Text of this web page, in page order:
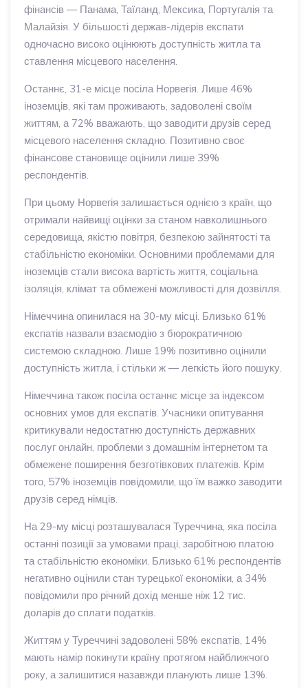
фінансів — Панама, Таїланд, Мексика, Португалія та
Малайзія. У більшості держав-лідерів експати
одночасно високо оцінюють доступність житла та
ставлення місцевого населення.
Останнє, 31-е місце посіла Норвегія. Лише 46%
іноземців, які там проживають, задоволені своїм
життям, а 72% вважають, що заводити друзів серед
місцевого населення складно. Позитивно своє
фінансове становище оцінили лише 39%
респондентів.
При цьому Норвегія залишається однією з країн, що
отримали найвищі оцінки за станом навколишнього
середовища, якістю повітря, безпекою зайнятості та
стабільністю економіки. Основними проблемами для
іноземців стали висока вартість життя, соціальна
ізоляція, клімат та обмежені можливості для дозвілля.
Німеччина опинилася на 30-му місці. Близько 61%
експатів назвали взаємодію з бюрократичною
системою складною. Лише 19% позитивно оцінили
доступність житла, і стільки ж — легкість його пошуку.
Німеччина також посіла останнє місце за індексом
основних умов для експатів. Учасники опитування
критикували недостатню доступність державних
послуг онлайн, проблеми з домашнім інтернетом та
обмежене поширення безготівкових платежів. Крім
того, 57% іноземців повідомили, що їм важко заводити
друзів серед німців.
На 29-му місці розташувалася Туреччина, яка посіла
останні позиції за умовами праці, заробітною платою
та стабільністю економіки. Близько 61% респондентів
негативно оцінили стан турецької економіки, а 34%
повідомили про річний дохід менше ніж 12 тис.
доларів до сплати податків.
Життям у Туреччині задоволені 58% експатів, 14%
мають намір покинути країну протягом найближчого
року, а залишитися назавжди планують лише 13%.